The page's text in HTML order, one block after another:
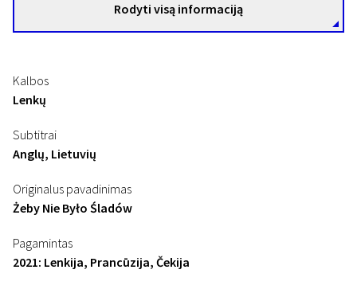
Rodyti visą informaciją
Kalbos
Lenkų
Subtitrai
Anglų, Lietuvių
Originalus pavadinimas
Żeby Nie Było Śladów
Pagamintas
2021: Lenkija, Prancūzija, Čekija